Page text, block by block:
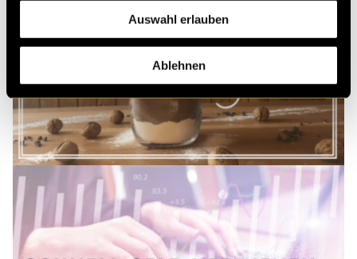
Auswahl erlauben
Ablehnen